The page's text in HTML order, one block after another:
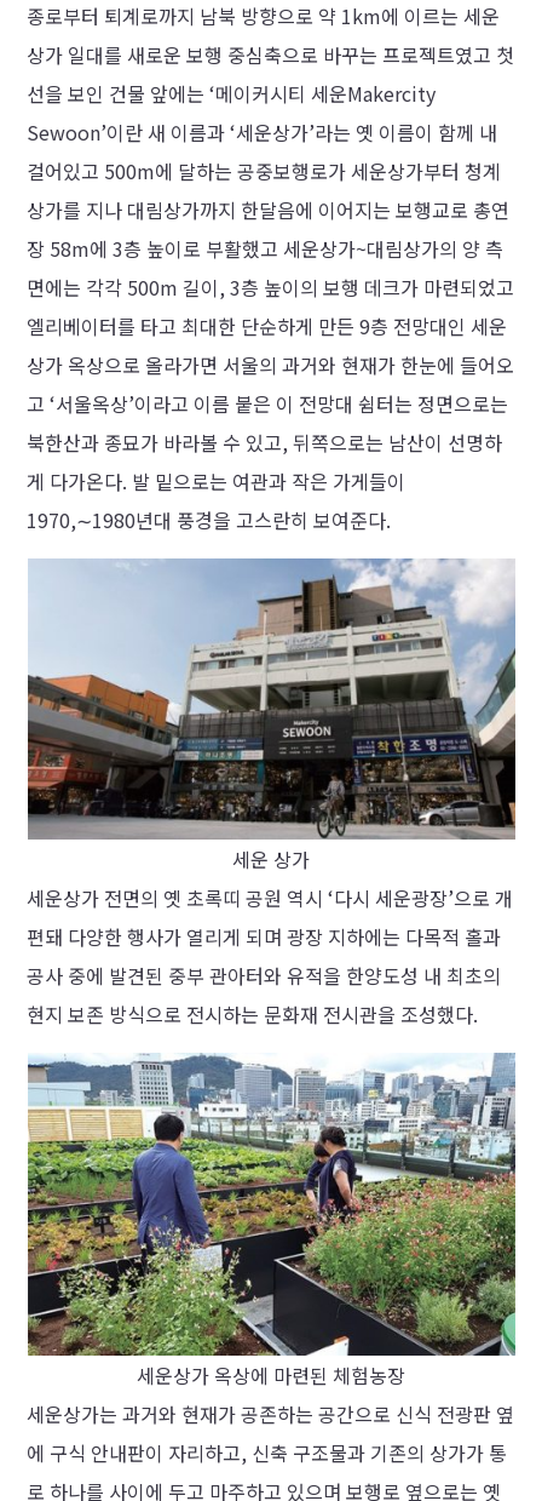
종로부터 퇴계로까지 남북 방향으로 약 1km에 이르는 세운
상가 일대를 새로운 보행 중심축으로 바꾸는 프로젝트였고 첫
선을 보인 건물 앞에는 ‘메이커시티 세운Makercity
Sewoon’이란 새 이름과 ‘세운상가’라는 옛 이름이 함께 내
걸어있고 500m에 달하는 공중보행로가 세운상가부터 청계
상가를 지나 대림상가까지 한달음에 이어지는 보행교로 총연
장 58m에 3층 높이로 부활했고 세운상가~대림상가의 양 측
면에는 각각 500m 길이, 3층 높이의 보행 데크가 마련되었고
엘리베이터를 타고 최대한 단순하게 만든 9층 전망대인 세운
상가 옥상으로 올라가면 서울의 과거와 현재가 한눈에 들어오
고 ‘서울옥상’이라고 이름 붙은 이 전망대 쉼터는 정면으로는
북한산과 종묘가 바라볼 수 있고, 뒤쪽으로는 남산이 선명하
게 다가온다. 발 밑으로는 여관과 작은 가게들이
1970,∼1980년대 풍경을 고스란히 보여준다.
세운 상가
세운상가 전면의 옛 초록띠 공원 역시 ‘다시 세운광장’으로 개
편돼 다양한 행사가 열리게 되며 광장 지하에는 다목적 홀과
공사 중에 발견된 중부 관아터와 유적을 한양도성 내 최초의
현지 보존 방식으로 전시하는 문화재 전시관을 조성했다.
세운상가 옥상에 마련된 체험농장
세운상가는 과거와 현재가 공존하는 공간으로 신식 전광판 옆
에 구식 안내판이 자리하고, 신축 구조물과 기존의 상가가 통
로 하나를 사이에 두고 마주하고 있으며 보행로 옆으로는 옛